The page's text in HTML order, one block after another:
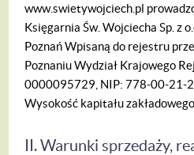
www.swietywojciech.pl
Księgarnia Św. Wojciecha Sp. z
PoznańWpisaną do rejestru
Poznaniu Wydział Krajowego
0000095729, NIP: 778-00-21-
Wysokość kapitału
II. Warunki sprzedaży,